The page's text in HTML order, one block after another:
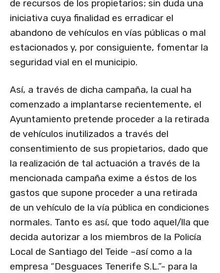
de recursos de los propietarios; sin duda una
iniciativa cuya finalidad es erradicar el
abandono de vehículos en vías públicas o mal
estacionados y, por consiguiente, fomentar la
seguridad vial en el municipio.
Así, a través de dicha campaña, la cual ha
comenzado a implantarse recientemente, el
Ayuntamiento pretende proceder a la retirada
de vehículos inutilizados a través del
consentimiento de sus propietarios, dado que
la realización de tal actuación a través de la
mencionada campaña exime a éstos de los
gastos que supone proceder a una retirada
de un vehículo de la vía pública en condiciones
normales. Tanto es así, que todo aquel/lla que
decida autorizar a los miembros de la Policía
Local de Santiago del Teide –así como a la
empresa “Desguaces Tenerife S.L.”- para la